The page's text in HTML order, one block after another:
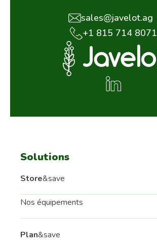
sales@javelot.ag
+1 815 714 8071
Solutions
Store&save
Nos équipements
Plan&save